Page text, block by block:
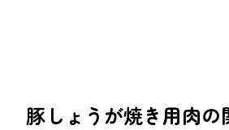
豚しょうが焼き用肉の